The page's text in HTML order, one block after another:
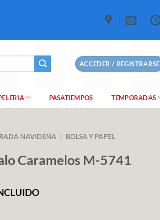
ACCEDER / REGISTRARSE
PASATIEMPOS TEMPORADAS
NAVIDEÑA / BOLSA Y PAPEL
Caramelos M-5741